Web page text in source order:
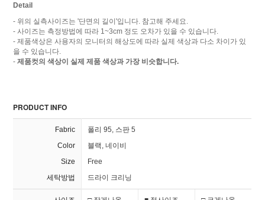
Detail
- 위의 실측사이즈는 '단면의 길이'입니다. 참고해 주세요.
- 사이즈는 측정방법에 따라 1~3cm 정도 오차가 있을 수 있습니다.
- 제품색상은 사용자의 모니터의 해상도에 따라 실제 색상과 다소 차이가 있
을 수 있습니다.
-제품컷의 색상이 실제 제품 색상과 가장 비슷합니다.
PRODUCT INFO
Fabric
폴리 95, 스판 5
Color
블랙, 네이비
Size
Free
세탁방법
드라이 크리닝